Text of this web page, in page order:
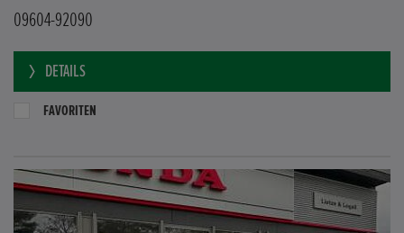
09604-92090
DETAILS
FAVORITEN